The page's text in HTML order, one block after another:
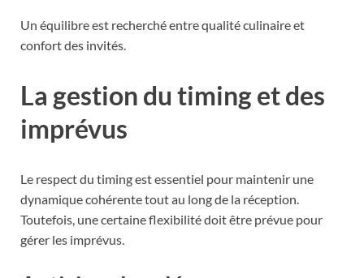
Un équilibre est recherché entre qualité culinaire et
confort des invités.
La gestion du timing et des
imprévus
Le respect du timing est essentiel pour maintenir une
dynamique cohérente tout au long de la réception.
Toutefois, une certaine flexibilité doit être prévue pour
gérer les imprévus.